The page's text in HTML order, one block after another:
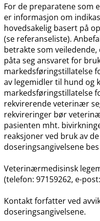
For de preparatene som
er informasjon om
hovedsakelig basert på
(se referanseliste).
betrakte som
påta seg ansvaret for
markedsføringstillatelse
av legemidler til hund og
markedsføringstillatelse
rekvirerende veterinær
rekvireringer bør
pasienten mht.
reaksjoner ved bruk av
doseringsangivelsene
Veterinærmedisinsk
(telefon: 97159262, e-
Kontakt forfatter ved
doseringsangivelsene.